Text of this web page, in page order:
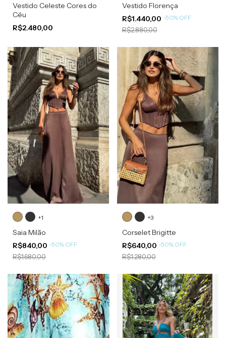
Vestido Celeste Cores do
Céu
R$2.480,00
Vestido Florença
R$1.440,00 -50% OFF
R$2.880,00
+1
Saia Milão
R$840,00 -50% OFF
R$1.680,00
+3
Corselet Brigitte
R$640,00 -50% OFF
R$1.280,00